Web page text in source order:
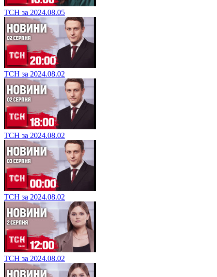
ТСН за 2024.08.05
ТСН за 2024.08.02
ТСН за 2024.08.02
ТСН за 2024.08.02
ТСН за 2024.08.02